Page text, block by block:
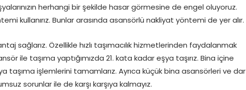
herhangi bir şekilde hasar görmesine de engel oluyoruz.
kullanırız. Bunlar arasında asansörlü nakliyat yöntemi de yer alır.
sağlarız. Özellikle hızlı taşımacılık hizmetlerinden faydalanmak
ile taşıma yaptığımızda 21. kata kadar eşya taşırız. Bina içine
taşıma işlemlerini tamamlarız. Ayrıca küçük bina asansörleri ve dar
sorunlar ile de karşı karşıya kalmayız.